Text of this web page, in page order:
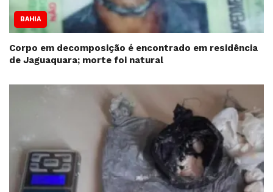
BAHIA
Corpo em decomposição é encontrado em residência
de Jaguaquara; morte foi natural